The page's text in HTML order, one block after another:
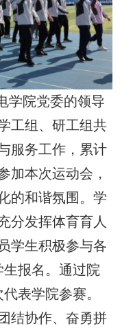
学院党委的领导
工组、研工组共
服务工作，累计
加本次运动会，
的和谐氛围。学
分发挥体育育人
学生积极参与各
生报名。通过院
代表学院参赛。
结协作、奋勇拼